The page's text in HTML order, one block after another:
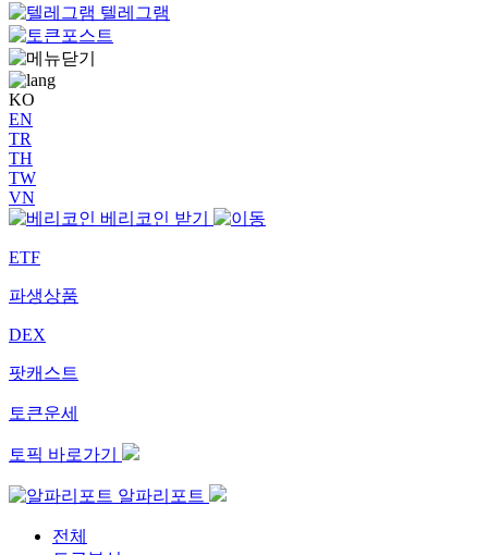
텔레그램
KO
EN
TR
TH
TW
VN
베리코인 받기
ETF
파생상품
DEX
팟캐스트
토큰운세
토픽 바로가기
알파리포트
전체